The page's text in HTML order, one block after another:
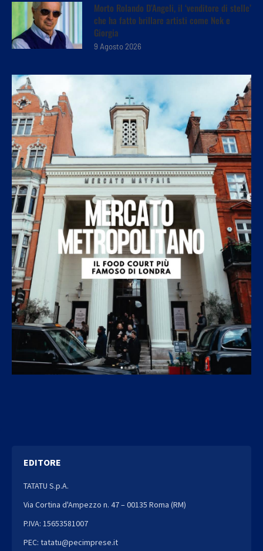
Morto Rolando D’Angeli, il ‘venditore di stelle’
che ha fatto brillare artisti come Nek e
Giorgia
9 Agosto 2026
EDITORE
TATATU S.p.A.
Via Cortina d'Ampezzo n. 47 – 00135 Roma (RM)
P.IVA: 15653581007
PEC: tatatu@pecimprese.it